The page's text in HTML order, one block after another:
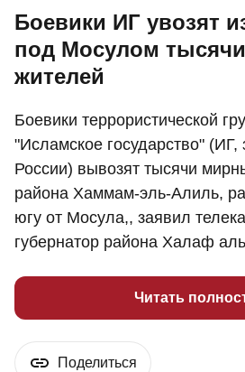
Боевики ИГ увозят
под Мосулом
жителей
Боевики террористической
"Исламское государство"
России) вывозят тысячи
района Хаммам-эль-Алиль,
югу от Мосула,, заявил
губернатор района Халаф
Читать
Поделиться